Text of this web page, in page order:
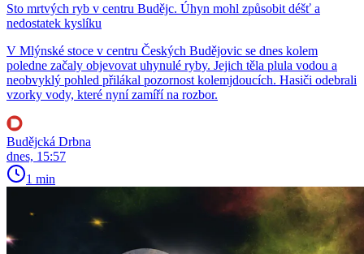
Sto mrtvých ryb v centru Budějc. Úhyn mohl způsobit déšť a
nedostatek kyslíku
V Mlýnské stoce v centru Českých Budějovic se dnes kolem
poledne začaly objevovat uhynulé ryby. Jejich těla plula vodou a
neobvyklý pohled přilákal pozornost kolemjdoucích. Hasiči odebrali
vzorky vody, které nyní zamíří na rozbor.
Budějcká Drbna
dnes, 15:57
1 min